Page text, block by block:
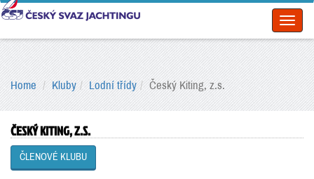
Home Kluby Lodní třídy Český Kiting, z.s.
ČESKÝ KITING, Z.S.
ČLENOVÉ KLUBU